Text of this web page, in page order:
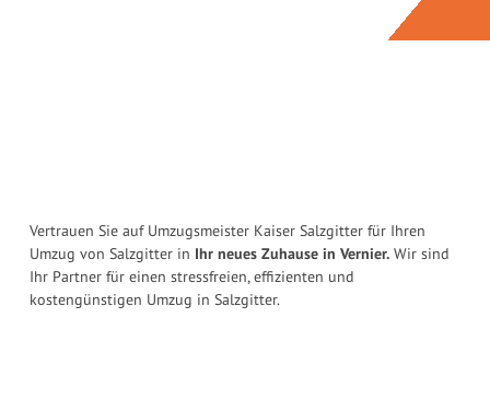
Vertrauen Sie auf Umzugsmeister Kaiser Salzgitter für Ihren
Umzug von Salzgitter in Ihr neues Zuhause in Vernier. Wir sind
Ihr Partner für einen stressfreien, effizienten und
kostengünstigen Umzug in Salzgitter.